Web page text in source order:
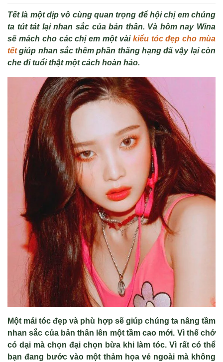
Tết là một dịp vô cùng quan trọng để hội chị em chúng
ta tút tát lại nhan sắc của bản thân. Và hôm nay Wina
sẽ mách cho các chị em một vài kiểu tóc đẹp cho mùa
tếtgiúp nhan sắc thêm phần thăng hạng đã vậy lại còn
che đi tuổi thật một cách hoàn hảo.
Một mái tóc đẹp và phù hợp sẽ giúp chúng ta nâng tầm
nhan sắc của bản thân lên một tầm cao mới. Vì thế chớ
có dại mà chọn đại chọn bừa khi làm tóc. Vì rất có thể
bạn đang bước vào một thảm họa vẻ ngoài mà không